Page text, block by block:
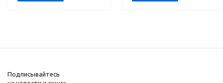
Подписывайтесь